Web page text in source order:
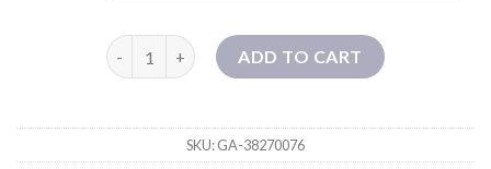
Version coréenne du sac de cylindre à main
ADD TO CART
SKU:GA-38270076